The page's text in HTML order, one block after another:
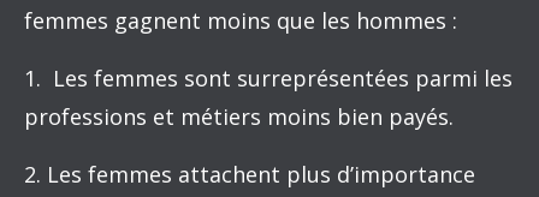
femmes gagnent moins que les hommes :
1. Les femmes sont surreprésentées parmi les
professions et métiers moins bien payés.
2. Les femmes attachent plus d’importance